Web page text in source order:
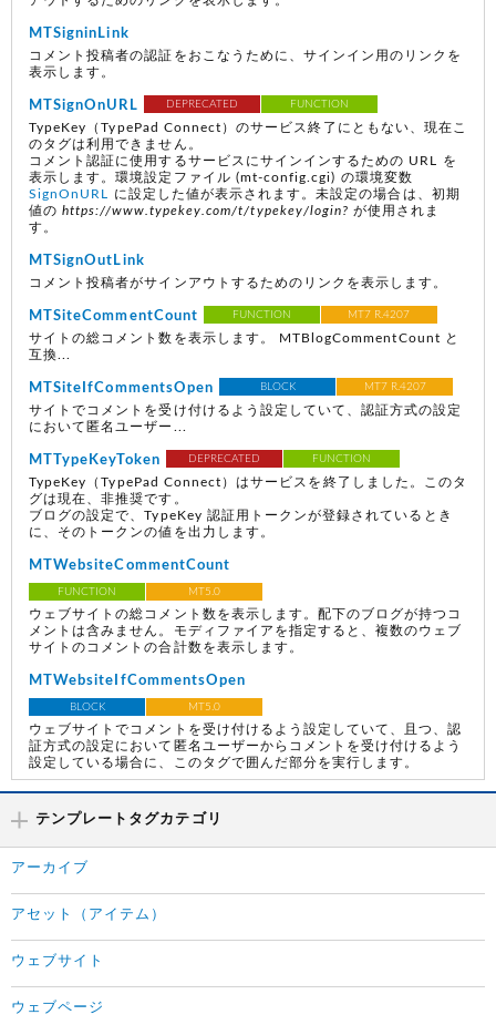
MTSigninLink
コメント投稿者の認証をおこなうために、サインイン用のリンクを
表示します。
MTSignOnURL DEPRECATED FUNCTION
TypeKey（TypePad Connect）のサービス終了にともない、現在こ
のタグは利用できません。
コメント認証に使用するサービスにサインインするための URL を
表示します。環境設定ファイル (mt-config.cgi) の環境変数
SignOnURL に設定した値が表示されます。未設定の場合は、初期
値のhttps://www.typekey.com/t/typekey/login? が使用されま
す。
MTSignOutLink
コメント投稿者がサインアウトするためのリンクを表示します。
MTSiteCommentCount FUNCTION MT7 R.4207
サイトの総コメント数を表示します。 MTBlogCommentCount と
互換...
MTSiteIfCommentsOpen BLOCK MT7 R.4207
サイトでコメントを受け付けるよう設定していて、認証方式の設定
において匿名ユーザー...
MTTypeKeyToken DEPRECATED FUNCTION
TypeKey（TypePad Connect）はサービスを終了しました。このタ
グは現在、非推奨です。
ブログの設定で、TypeKey 認証用トークンが登録されているとき
に、そのトークンの値を出力します。
MTWebsiteCommentCount
FUNCTION MT5.0
ウェブサイトの総コメント数を表示します。配下のブログが持つコ
メントは含みません。モディファイアを指定すると、複数のウェブ
サイトのコメントの合計数を表示します。
MTWebsiteIfCommentsOpen
BLOCK MT5.0
ウェブサイトでコメントを受け付けるよう設定していて、且つ、認
証方式の設定において匿名ユーザーからコメントを受け付けるよう
設定している場合に、このタグで囲んだ部分を実行します。
テンプレートタグカテゴリ
アーカイブ
アセット（アイテム）
ウェブサイト
ウェブページ